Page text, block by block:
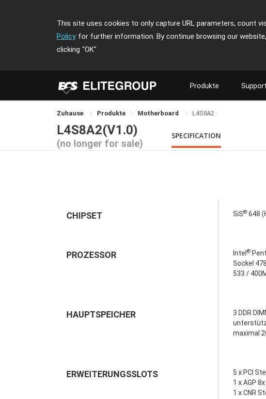
This site uses cookies to only capture URL parameters, count
Policy for further information. By continue browsing our
clicking "OK"
Produkte Support
Zuhause Produkte Motherboard L4S8A2
L4S8A2(V1.0)
(no longer for sale)
SPECIFICATION
CHIPSET SiS® 648
PROZESSOR Intel ®
Sockel 478
533 /
HAUPTSPEICHER
3 DDR
maximal
ERWEITERUNGSSLOTS
5 x PCI
1 x AGP
1 x CNR